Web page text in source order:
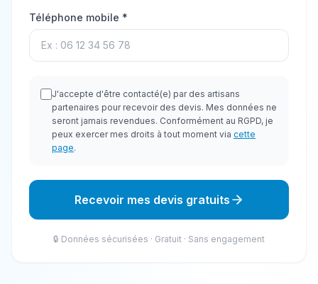
Téléphone mobile *
J'accepte d'être contacté(e) par des artisans
partenaires pour recevoir des devis. Mes données ne
seront jamais revendues. Conformément au RGPD, je
peux exercer mes droits à tout moment via cette
page.
Recevoir mes devis gratuits
🔒 Données sécurisées · Gratuit · Sans engagement